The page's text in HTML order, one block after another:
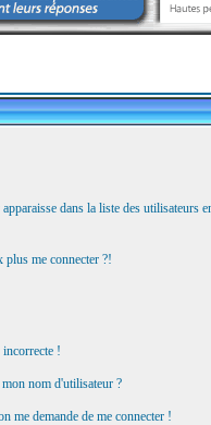
dans la liste des utilisateurs
me connecter ?!
!
nom d'utilisateur ?
me demande de me connecter !